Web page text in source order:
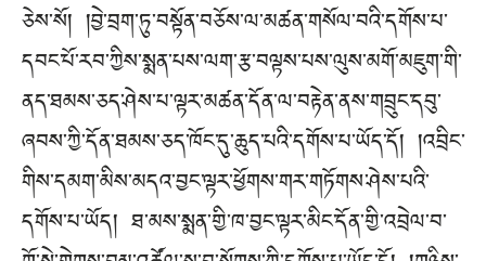
ཅེས་སོ། །བྱེ་བྲག་ཏུ་བསྟོན་བཅོས་ལ་མཚན་གསོལ་བའི་དགོས་པ་
དབང་པོ་རབ་ཀྱིས་སྨན་པས་ལག་རྩ་བལྟས་པས་ལུས་མགོ་མཇུག་གི་
ནད་ཐམས་ཅད་ཤེས་པ་ལྟར་མཚན་དོན་ལ་བརྟེན་ནས་གབྲུང་དབུ་
ཞབས་ཀྱི་དོན་ཐམས་ཅད་ཁོང་དུ་ཆུད་པའི་དགོས་པ་ཡོད་དོ། །འབྲིང་
གིས་དམག་མིས་མདའ་བྱང་ལྟར་ཕྱོགས་གར་གཏོགས་ཤེས་པའི་
དགོས་པ་ཡོད། ཐ་མས་སྨན་གྱི་ཁ་བྱང་ལྟར་མིང་དོན་གྱི་འབྲེལ་བ་